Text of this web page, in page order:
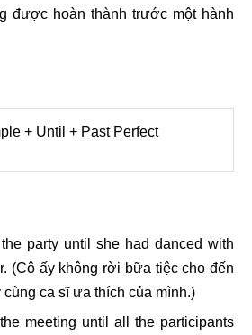
được hoàn thành trước một hành
+ Until + Past Perfect
party until she had danced with
(Cô ấy không rời bữa tiệc cho đến
cùng ca sĩ ưa thích của mình.)
meeting until all the participants